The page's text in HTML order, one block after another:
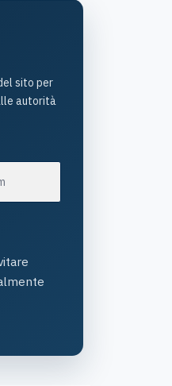
sito per
autorità